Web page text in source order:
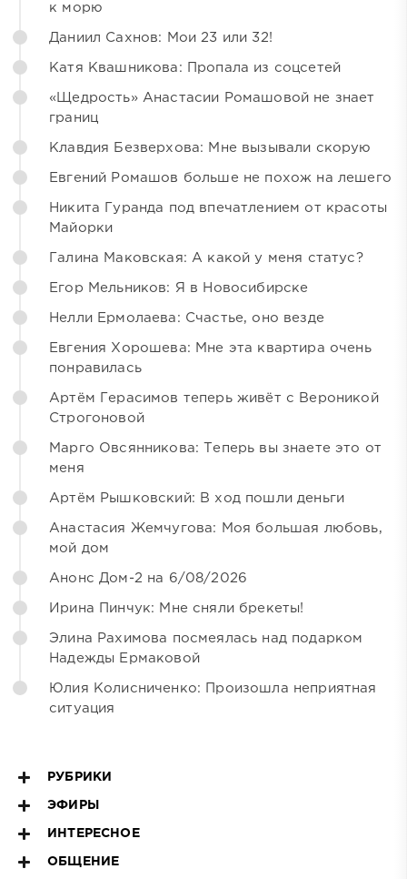
к морю
Даниил Сахнов: Мои 23 или 32!
Катя Квашникова: Пропала из соцсетей
«Щедрость» Анастасии Ромашовой не знает
границ
Клавдия Безверхова: Мне вызывали скорую
Евгений Ромашов больше не похож на лешего
Никита Гуранда под впечатлением от красоты
Майорки
Галина Маковская: А какой у меня статус?
Егор Мельников: Я в Новосибирске
Нелли Ермолаева: Счастье, оно везде
Евгения Хорошева: Мне эта квартира очень
понравилась
Артём Герасимов теперь живёт с Вероникой
Строгоновой
Марго Овсянникова: Теперь вы знаете это от
меня
Артём Рышковский: В ход пошли деньги
Анастасия Жемчугова: Моя большая любовь,
мой дом
Анонс Дом-2 на 6/08/2026
Ирина Пинчук: Мне сняли брекеты!
Элина Рахимова посмеялась над подарком
Надежды Ермаковой
Юлия Колисниченко: Произошла неприятная
ситуация
РУБРИКИ
ЭФИРЫ
ИНТЕРЕСНОЕ
ОБЩЕНИЕ